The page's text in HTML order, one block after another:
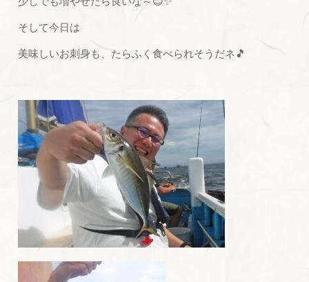
そして今日は
美味しいお刺身も、たらふく食べられそうだネ🎵